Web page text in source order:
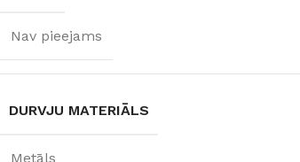
Metāls
VĒRŠANĀS PUSE
Nav pieejams
DURVJU MATERIĀLS
Metāls